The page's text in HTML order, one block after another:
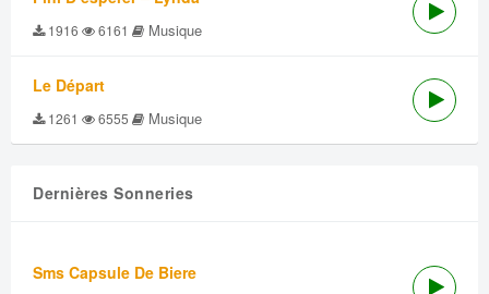
1916 6161 Musique
Le Départ
1261 6555 Musique
Dernières Sonneries
Sms Capsule De Biere